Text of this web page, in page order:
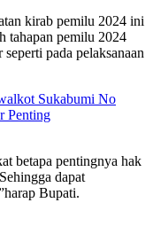
kirab pemilu 2024 ini
tahapan pemilu 2024
pada pelaksanaan
Sukabumi No
Penting
betapa pentingnya hak
dapat
Bupati.